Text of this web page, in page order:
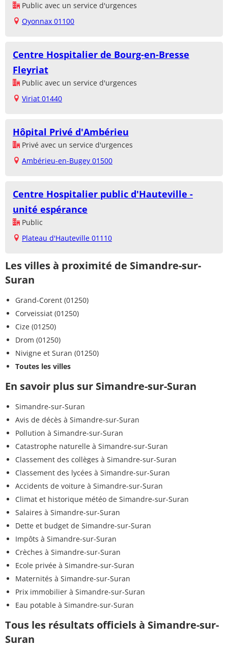
Public avec un service d'urgences
Oyonnax 01100
Centre Hospitalier de Bourg-en-Bresse
Fleyriat
Public avec un service d'urgences
Viriat 01440
Hôpital Privé d'Ambérieu
Privé avec un service d'urgences
Ambérieu-en-Bugey 01500
Centre Hospitalier public d'Hauteville -
unité espérance
Public
Plateau d'Hauteville 01110
Les villes à proximité de Simandre-sur-
Suran
Grand-Corent (01250)
Corveissiat (01250)
Cize (01250)
Drom (01250)
Nivigne et Suran (01250)
Toutes les villes
En savoir plus sur Simandre-sur-Suran
Simandre-sur-Suran
Avis de décès à Simandre-sur-Suran
Pollution à Simandre-sur-Suran
Catastrophe naturelle à Simandre-sur-Suran
Classement des collèges à Simandre-sur-Suran
Classement des lycées à Simandre-sur-Suran
Accidents de voiture à Simandre-sur-Suran
Climat et historique météo de Simandre-sur-Suran
Salaires à Simandre-sur-Suran
Dette et budget de Simandre-sur-Suran
Impôts à Simandre-sur-Suran
Crèches à Simandre-sur-Suran
Ecole privée à Simandre-sur-Suran
Maternités à Simandre-sur-Suran
Prix immobilier à Simandre-sur-Suran
Eau potable à Simandre-sur-Suran
Tous les résultats officiels à Simandre-sur-
Suran